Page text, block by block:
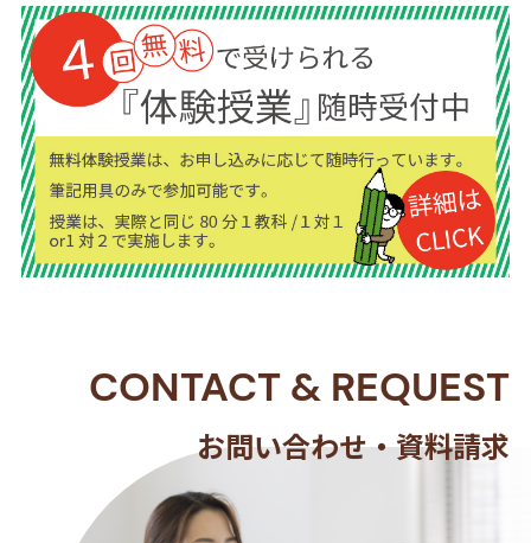
CONTACT & REQUEST
お問い合わせ・資料請求